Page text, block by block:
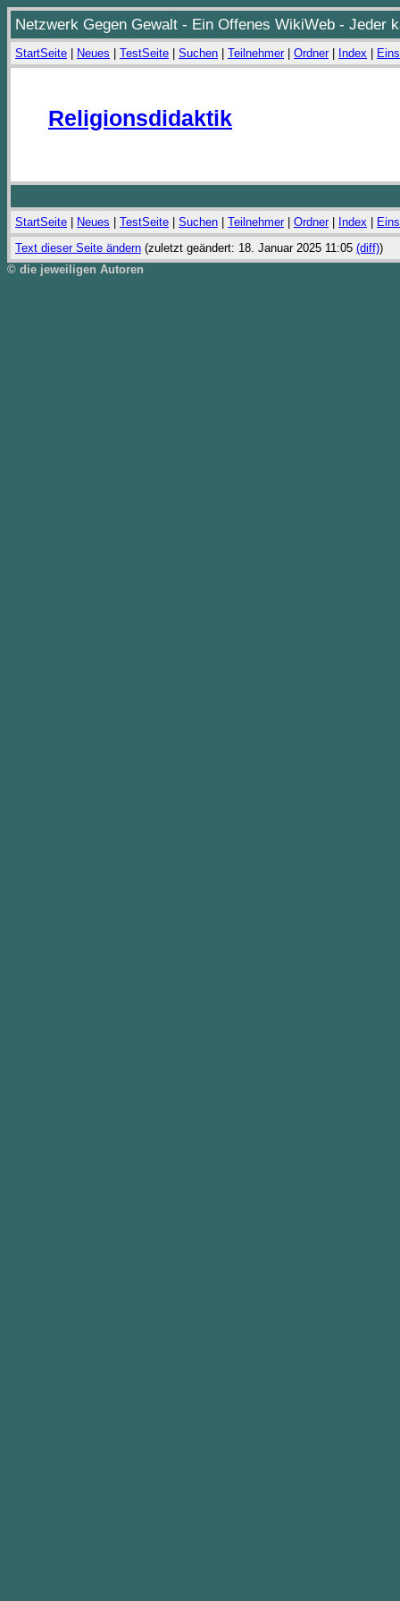
Netzwerk Gegen Gewalt - Ein Offenes WikiWeb - Jeder
StartSeite Neues TestSeite Suchen Teilnehmer| Ordner| Index
Religionsdidaktik
StartSeite Neues TestSeite Suchen Teilnehmer| Ordner| Index
Text dieser Seite ändern (zuletzt geändert: 18. Januar 2025 11:05 (diff))
© die jeweiligen Autoren